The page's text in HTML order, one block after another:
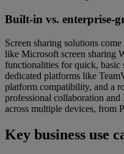
Built-in vs. enterprise-
Screen sharing solutions
like Microsoft screen sharing
functionalities for quick, basic
dedicated platforms like
platform compatibility, and a
professional collaboration
across multiple devices, from
Key business use